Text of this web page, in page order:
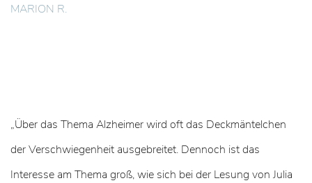
MARION R.
„Über das Thema Alzheimer wird oft das Deckmäntelchen
der Verschwiegenheit ausgebreitet. Dennoch ist das
Interesse am Thema groß, wie sich bei der Lesung von Julia